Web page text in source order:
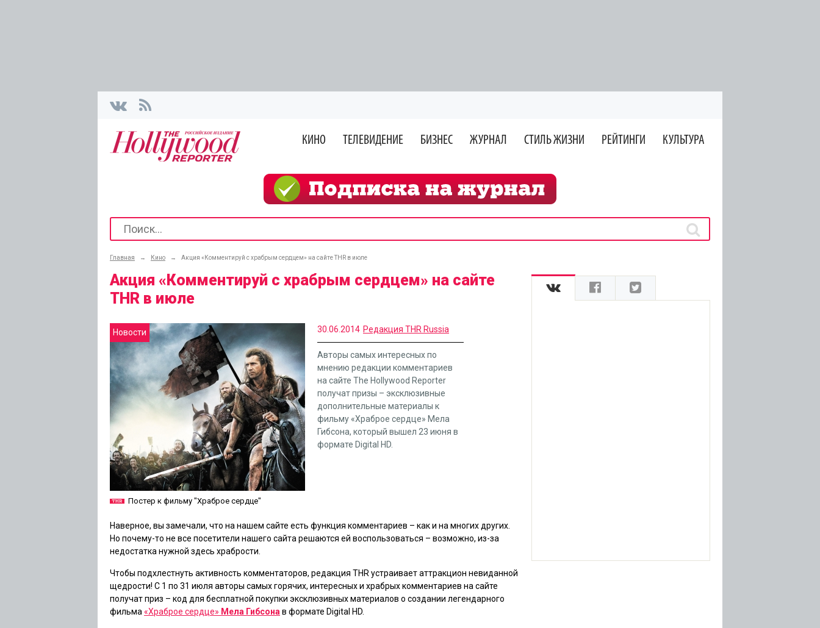
КИНО ТЕЛЕВИДЕНИЕ БИЗНЕС ЖУРНАЛ СТИЛЬ ЖИЗНИ РЕЙТИНГИ КУЛЬТУРА
Главная → Кино → Акция «Комментируй с храбрым сердцем» на сайте THR в июле
Акция «Комментируй с храбрым сердцем» на сайте
THR в июле
Новости
Постер к фильму "Храброе сердце"
30.06.2014 Редакция THR Russia
Авторы самых интересных по
мнению редакции комментариев
на сайте The Hollywood Reporter
получат призы – эксклюзивные
дополнительные материалы к
фильму «Храброе сердце» Мела
Гибсона, который вышел 23 июня в
формате Digital HD.
Наверное, вы замечали, что на нашем сайте есть функция комментариев – как и на многих других.
Но почему-то не все посетители нашего сайта решаются ей воспользоваться – возможно, из-за
недостатка нужной здесь храбрости.
Чтобы подхлестнуть активность комментаторов, редакция THR устраивает аттракцион невиданной
щедрости! С 1 по 31 июля авторы самых горячих, интересных и храбрых комментариев на сайте
получат приз – код для бесплатной покупки эксклюзивных материалов о создании легендарного
фильма «Храброе сердце» Мела Гибсона в формате Digital HD.